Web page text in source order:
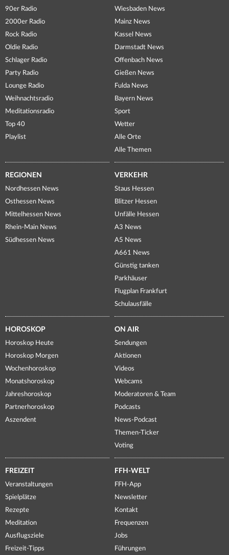
90er Radio
2000er Radio
Rock Radio
Oldie Radio
Schlager Radio
Party Radio
Lounge Radio
Weihnachtsradio
Meditationsradio
Top 40
Playlist
Wiesbaden News
Mainz News
Kassel News
Darmstadt News
Offenbach News
Gießen News
Fulda News
Bayern News
Sport
Wetter
Alle Orte
Alle Themen
REGIONEN
Nordhessen News
Osthessen News
Mittelhessen News
Rhein-Main News
Südhessen News
VERKEHR
Staus Hessen
Blitzer Hessen
Unfälle Hessen
A3 News
A5 News
A661 News
Günstig tanken
Parkhäuser
Flugplan Frankfurt
Schulausfälle
HOROSKOP
Horoskop Heute
Horoskop Morgen
Wochenhoroskop
Monatshoroskop
Jahreshoroskop
Partnerhoroskop
Aszendent
ON AIR
Sendungen
Aktionen
Videos
Webcams
Moderatoren & Team
Podcasts
News-Podcast
Themen-Ticker
Voting
FREIZEIT
Veranstaltungen
Spielplätze
Rezepte
Meditation
Ausflugsziele
Freizeit-Tipps
FFH-WELT
FFH-App
Newsletter
Kontakt
Frequenzen
Jobs
Führungen